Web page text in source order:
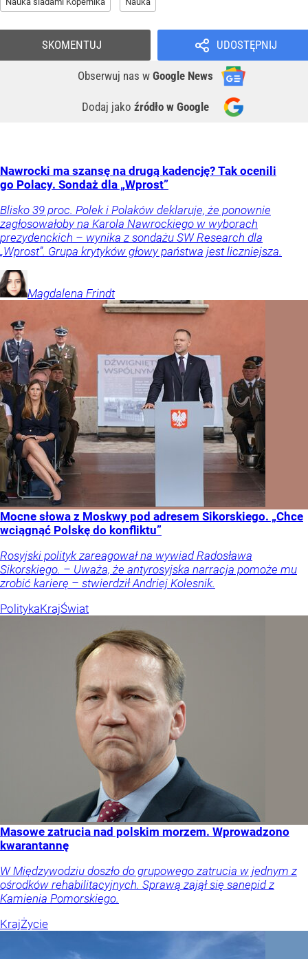
UDOSTĘPNIJ
Obserwuj nas w Google News
Dodaj jako źródło w Google
SKOMENTUJ
Nawrocki ma szansę na drugą kadencję? Tak ocenili
go Polacy. Sondaż dla „Wprost”
Blisko 39 proc. Polek i Polaków deklaruje, że ponownie
zagłosowałoby na Karola Nawrockiego w wyborach
prezydenckich – wynika z sondażu SW Research dla
„Wprost”. Grupa krytyków głowy państwa jest liczniejsza.
Magdalena Frindt
Mocne słowa z Moskwy pod adresem Sikorskiego. „Chce
wciągnąć Polskę do konfliktu”
Rosyjski polityk zareagował na wywiad Radosława
Sikorskiego. – Uważa, że antyrosyjska narracja pomoże mu
zrobić karierę – stwierdził Andriej Kolesnik.
PolitykaKrajŚwiat
Masowe zatrucia nad polskim morzem. Wprowadzono
kwarantannę
W Międzywodziu doszło do grupowego zatrucia w jednym z
ośrodków rehabilitacyjnych. Sprawą zajął się sanepid z
Kamienia Pomorskiego.
KrajŻycie